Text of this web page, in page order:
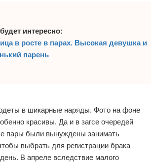
интересно:
в росте в парах. Высокая девушка и
парень
в шикарные наряды. Фото на фоне
красивы. Да и в загсе очередей
пары были вынуждены занимать
выбрать для регистрации брака
В апреле вследствие малого